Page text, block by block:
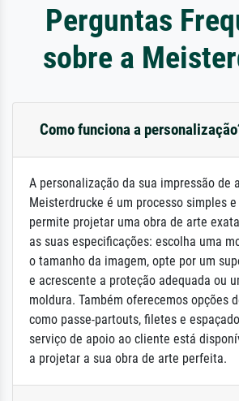
Perguntas
sobre a
Como funciona a
A personalização da sua impressão de
Meisterdrucke é um processo simples
permite projetar uma obra de arte
as suas especificações: escolha uma
o tamanho da imagem, opte por um
e acrescente a proteção adequada ou
moldura. Também oferecemos opções
como passe-partouts, filetes e
serviço de apoio ao cliente está
a projetar a sua obra de arte perfeita.